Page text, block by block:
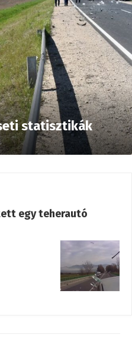
statisztikák
egy teherautó